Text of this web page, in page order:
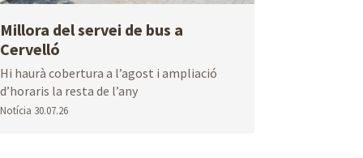
Dades
estadístiques
sostenible
Millora del servei de bus a
Cervelló
Hi haurà cobertura a l’agost i ampliació
d’horaris la resta de l’any
Notícia 30.07.26